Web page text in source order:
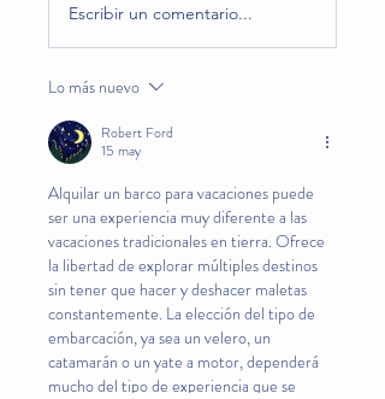
Escribir un comentario...
Lo más nuevo
Robert Ford
15 may
Alquilar un barco para vacaciones puede
ser una experiencia muy diferente a las
vacaciones tradicionales en tierra. Ofrece
la libertad de explorar múltiples destinos
sin tener que hacer y deshacer maletas
constantemente. La elección del tipo de
embarcación, ya sea un velero, un
catamarán o un yate a motor, dependerá
mucho del tipo de experiencia que se